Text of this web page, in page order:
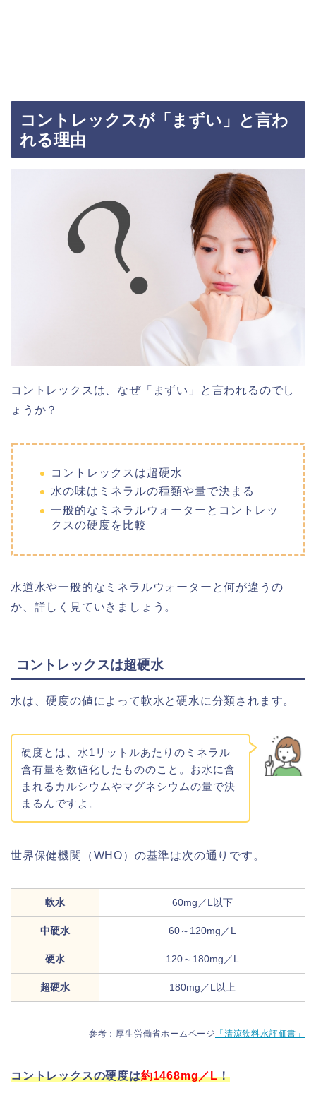
コントレックスが「まずい」と言わ
れる理由
コントレックスは、なぜ「 まずい 」
と言われるのでし
ょうか？
コントレックスは超硬水
水の味はミネラルの種類や量で決まる
一般的なミネラルウォーターとコントレッ
クスの硬度を比較
水道水や一般的なミネラルウォーターと何が違うの
か、詳しく見ていきましょう。
コントレックスは超硬水
水は、硬度の値によって軟水と硬水に分類されます。
硬度とは、水1リットルあたりのミネラル
含有量を数値化したもののこと。お水に含
まれるカルシウムやマグネシウムの量で決
まるんですよ。
世界保健機関（WHO）の基準は次の通りです。
軟水 60mg／L以下
中硬水 60～120mg／L
硬水 120～180mg／L
超硬水 180mg／L以上
参考：厚生労働省ホームページ 「清涼飲料水評価書」
コントレックスの硬度は約1468mg／L！